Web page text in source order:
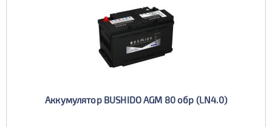
Аккумулятор BUSHIDO AGM 80 обр (LN4.0)